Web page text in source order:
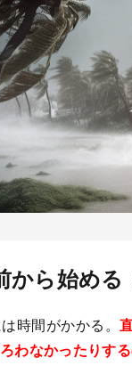
から始める
時間がかかる。
わなかったりする